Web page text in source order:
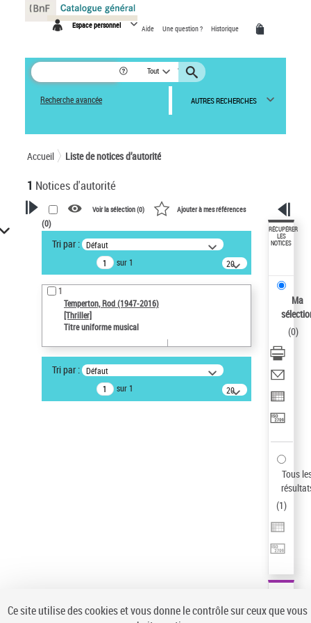
Espace personnel Aide Une question ? Historique
Tout
Recherche avancée AUTRES RECHERCHES
Accueil Liste de notices d’autorité
1 Notices d'autorité
VOTRE RECHERCHE
Recherche avancée dans les
notices d’autorité
Œuvres liées à l'auteur :
Temperton, Rod (1947-2016)
Sauvegarder votre recherche
AFFINER
Type de notice d'autorité
Voir la sélection (0) Ajouter à mes références
(0)
Tri par : Défaut
sur 1
20
résultats/page
1
Temperton, Rod (1947-2016)
[Thriller]
Titre uniforme musical
Tri par : Défaut
sur 1
20
résultats/page
RÉCUPÉRER
LES
NOTICES
Ma
(0)
Tous
(1)
Panneau de gestion des cookies
Ce site utilise des cookies et vous donne le contrôle sur ceux que vous